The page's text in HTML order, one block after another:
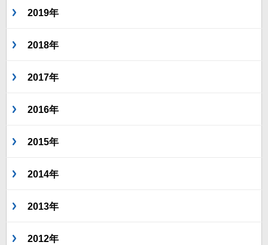
2019年
2018年
2017年
2016年
2015年
2014年
2013年
2012年